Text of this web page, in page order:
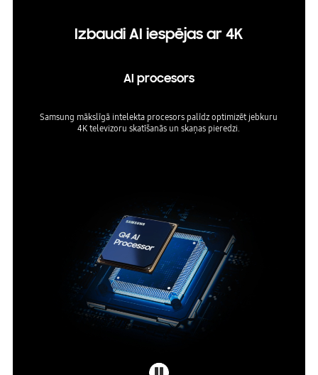
Izbaudi AI iespējas ar 4K
AI procesors
Samsung mākslīgā intelekta procesors palīdz optimizēt jebkuru
4K televizoru skatīšanās un skaņas pieredzi.